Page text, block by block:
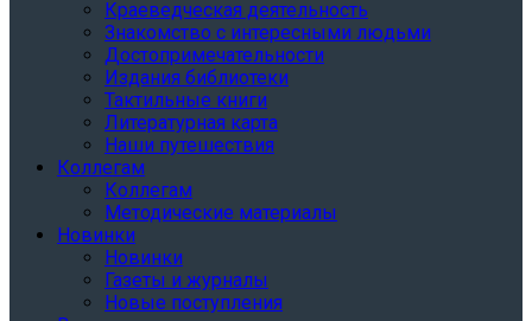
Краеведческая деятельность
Знакомство с интересными людьми
Достопримечательности
Издания библиотеки
Тактильные книги
Литературная карта
Наши путешествия
Коллегам
Коллегам
Методические материалы
Новинки
Новинки
Газеты и журналы
Новые поступления